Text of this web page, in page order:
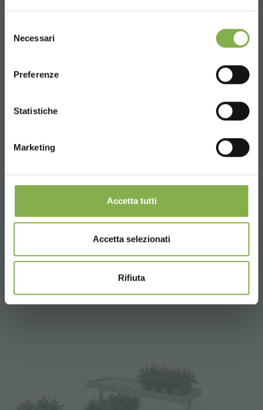
delNecessari
Preferenze
Statistiche
Marketing
Accetta tutti
Accetta selezionati
Rifiuta
Set Feeling